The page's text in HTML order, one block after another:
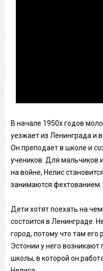
В начале 1950х годов
уезжает из Ленинграда и
Он преподает в школе и
учеников. Для мальчиков
на войне, Нелис
занимаются фехтованием.
Дети хотят поехать на
состоится в Ленинграде.
город, потому что там его
Эстонии у него
школы, в которой он